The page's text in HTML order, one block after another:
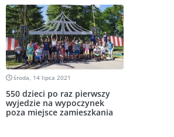
środa, 14 lipca 2021
550 dzieci po raz pierwszy
wyjedzie na wypoczynek
poza miejsce zamieszkania